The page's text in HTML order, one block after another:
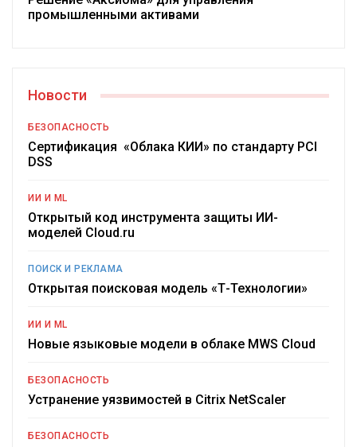
промышленными активами
Новости
БЕЗОПАСНОСТЬ
Сертификация «Облака КИИ» по стандарту PCI
DSS
ИИ И ML
Открытый код инструмента защиты ИИ-
моделей Cloud.ru
ПОИСК И РЕКЛАМА
Открытая поисковая модель «Т-Технологии»
ИИ И ML
Новые языковые модели в облаке MWS Cloud
БЕЗОПАСНОСТЬ
Устранение уязвимостей в Citrix NetScaler
БЕЗОПАСНОСТЬ